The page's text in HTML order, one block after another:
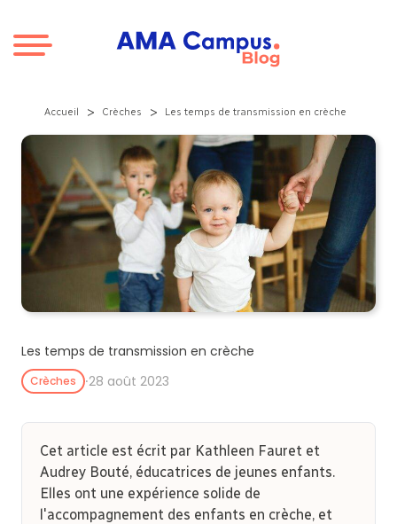
Accueil > Crèches > Les temps de transmission en crèche
Les temps de transmission en crèche
Crèches ⸱28 août 2023
Cet article est écrit par Kathleen Fauret et
Audrey Bouté, éducatrices de jeunes enfants.
Elles ont une expérience solide de
l'accompagnement des enfants en crèche, et